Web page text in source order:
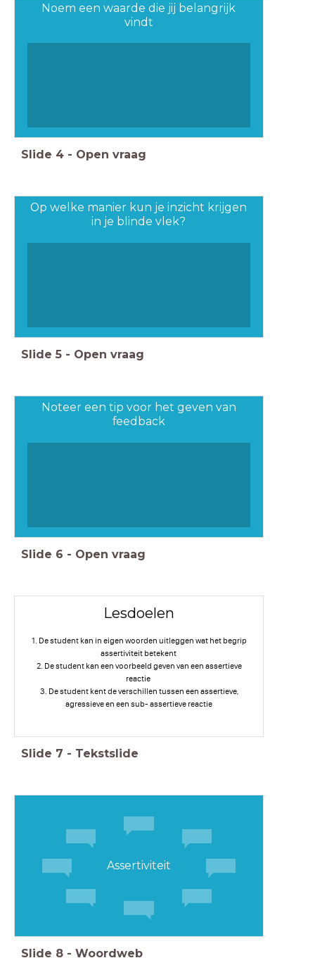
Noem een waarde die jij belangrijk
vindt
Slide 4 - Open vraag
Op welke manier kun je inzicht krijgen
in je blinde vlek?
Slide 5 - Open vraag
Noteer een tip voor het geven van
feedback
Slide 6 - Open vraag
Lesdoelen
1. De student kan in eigen woorden uitleggen wat het begrip
assertiviteit betekent
2. De student kan een voorbeeld geven van een assertieve
reactie
3. De student kent de verschillen tussen een assertieve,
agressieve en een sub- assertieve reactie
Slide 7 - Tekstslide
Assertiviteit
Slide 8 - Woordweb